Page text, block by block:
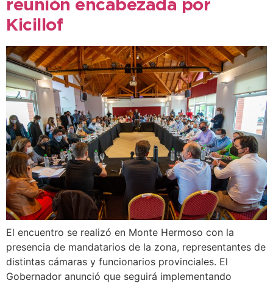
reunión encabezada por
Kicillof
El encuentro se realizó en Monte Hermoso con la
presencia de mandatarios de la zona, representantes de
distintas cámaras y funcionarios provinciales. El
Gobernador anunció que seguirá implementando